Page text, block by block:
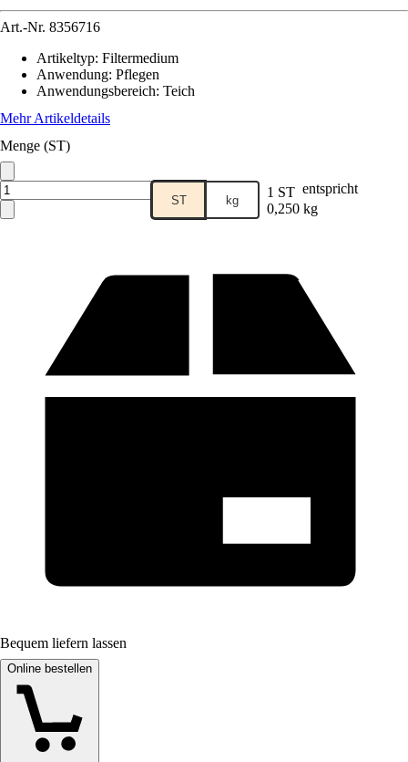
Art.-Nr. 8356716
Artikeltyp: Filtermedium
Anwendung: Pflegen
Anwendungsbereich: Teich
Mehr Artikeldetails
Menge (ST)
ST kg 1 ST entspricht
0,250 kg
Bequem liefern lassen
Online bestellen